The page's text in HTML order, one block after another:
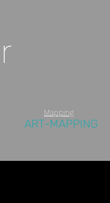
ART-MAPPING
Mapping